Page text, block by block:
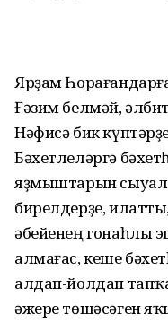
Ярҙам
Ғәзим белмәй,
Нәфисә бик
Бәхетлеләргә
яҙмыштарын
бирелдерҙе,
әбейенең гонаһлы
алмағас, кеше
алдап-йолдап
әжере төшәсәген